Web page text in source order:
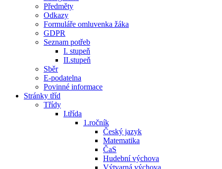
Předměty
Odkazy
Formuláře omluvenka žáka
GDPR
Seznam potřeb
I. stupeň
II.stupeň
Sběr
E-podatelna
Povinné informace
Stránky tříd
Třídy
I.třída
1.ročník
Český jazyk
Matematika
ČaS
Hudební výchova
Výtvarná výchova